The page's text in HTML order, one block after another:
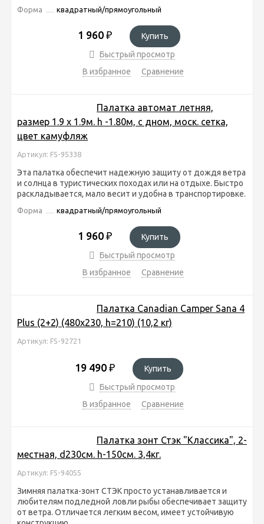
Форма квадратный/прямоугольный
1 960 ₽
Купить
Быстрый просмотр
В избранное
Сравнение
Палатка автомат летняя,
размер 1.9 х 1.9м. h -1.80м, с дном, моск. сетка,
цвет камуфляж
Артикул: FS-95338
Эта палатка обеспечит надежную защиту от дождя ветра
и солнца в туристических походах или на отдыхе. Быстро
раскладывается, мало весит и удобна в транспортировке.
Форма квадратный/прямоугольный
1 960 ₽
Купить
Быстрый просмотр
В избранное
Сравнение
Палатка Canadian Camper Sana 4
Plus (2+2) (480x230, h=210) (10,2 кг)
Артикул: FS-92721
19 490 ₽
Купить
Быстрый просмотр
В избранное
Сравнение
Палатка зонт Стэк "Классика", 2-
местная, d230см. h-150см. 3,4кг.
Артикул: FS-94055
Зимняя палатка-зонт СТЭК просто устанавливается и
любителям подледной ловли рыбы обеспечивает защиту
от ветра. Отличается легким весом, имеет устойчивую